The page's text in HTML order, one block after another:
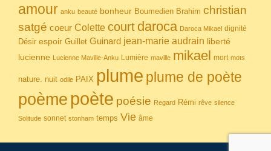
amour anku beauté bonheur Boumedien Brahim christian
satgé coeur Colette court daroca Daroca Mikael dignité
Désir espoir Guillet Guinard jean-marie audrain liberté
lucienne Lucienne Maville-Anku Lumière maville mikael mort mots
nature. nuit odile PAIX plume plume de poète
poème poète poésie Regard Rémi rêve silence
Solitude sonnet stonham temps Vie âme